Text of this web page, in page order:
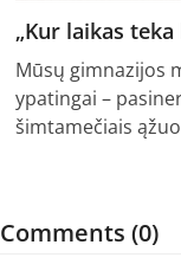
„Kur laikas
Mūsų gimnazijos
ypatingai –
šimtamečiais
Comments (0)